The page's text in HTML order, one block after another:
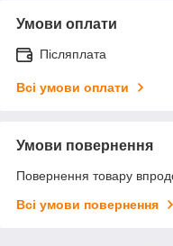
Умови оплати
Післяплата
Всі умови оплати
Умови повернення
Повернення товару
Всі умови повернення